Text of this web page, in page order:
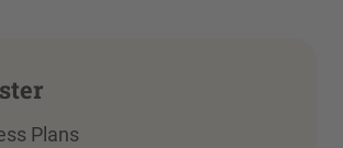
Plans